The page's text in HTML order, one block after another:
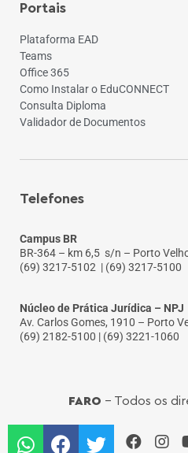
Portais
Plataforma EAD
Teams
Office 365
Como Instalar o EduCONNECT
Consulta Diploma
Validador de Documentos
Telefones
Campus BR
BR-364 – km 6,5 s/n – Porto
(69) 3217-5102 | (69) 3217-5100
Núcleo de Prática Jurídica – NPJ
Av. Carlos Gomes, 1910 – Porto
(69) 2182-5100 | (69) 3221-1060
FARO - Todos os